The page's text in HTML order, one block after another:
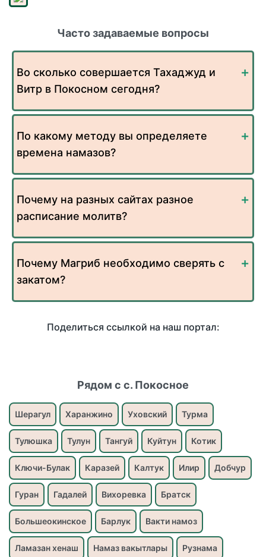
Часто задаваемые вопросы
Во сколько совершается Тахаджуд и
Витр в Покосном сегодня?
По какому методу вы определяете
времена намазов?
Почему на разных сайтах разное
расписание молитв?
Почему Магриб необходимо сверять с
закатом?
Поделиться ссылкой на наш портал:
Рядом с с. Покосное
Шерагул Харанжино Уховский Турма
Тулюшка Тулун Тангуй Куйтун Котик
Ключи-Булак Каразей Калтук Илир Добчур
Гуран Гадалей Вихоревка Братск
Большеокинское Барлук Вакти намоз
Ламазан хенаш Намаз вакытлары Рузнама